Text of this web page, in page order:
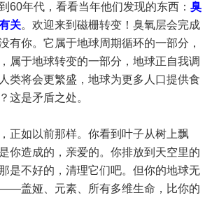
60年代，看看当年他们发现的东西： 臭
关。欢迎来到磁栅转变！臭氧层会完成
有你。它属于地球周期循环的一部分，
属于地球转变的一部分，地球正自我调
类将会更繁盛，地球为更多人口提供食
这是矛盾之处。
正如以前那样。你看到叶子从树上飘
你造成的，亲爱的。你排放到天空里的
是不好的，清理它们吧。但你的地球无
盖娅、元素、所有多维生命，比你的